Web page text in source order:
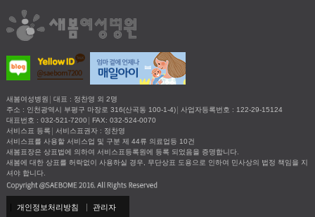
새봄여성병원
대표 : 정찬영 외 2명
주소 : 인천광역시 부평구 마장로 316(산곡동 100-1-4)
사업자등록번호 : 122-29-15124
대표번호 : 032-521-7200
FAX: 032-524-0070
서비스표 등록
서비스표권자 : 정찬영
서비스표를 사용할 서비스업 및 구분 제 44류 의료업등 10건
새봄표장은 상표법에 의하여 서비스표등록원에 등록 되었음을 증명합니다.
새봄에 대한 상표를 허락없이 사용하실 경우, 무단상표 도용으로 인하여 민사상의 법정 책임을 지
셔야 합니다.
개인정보처리방침 관리자